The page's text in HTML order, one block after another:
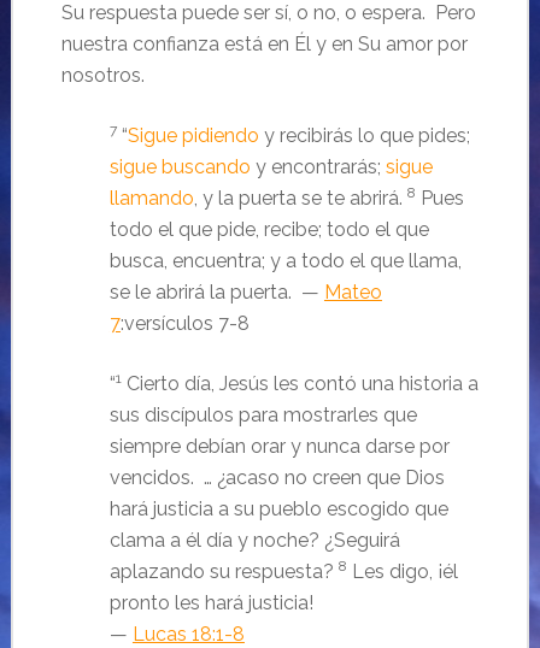
Su respuesta puede ser sí, o no, o espera. Pero
nuestra confianza está en Él y en Su amor por
nosotros.
7“Sigue pidiendo y recibirás lo que pides;
sigue buscando y encontrarás; sigue
llamando, y la puerta se te abrirá. 8 Pues
todo el que pide, recibe; todo el que
busca, encuentra; y a todo el que llama,
se le abrirá la puerta. — Mateo
7:versículos 7-8
“1Cierto día, Jesús les contó una historia a
sus discípulos para mostrarles que
siempre debían orar y nunca darse por
vencidos. … ¿acaso no creen que Dios
hará justicia a su pueblo escogido que
clama a él día y noche? ¿Seguirá
aplazando su respuesta? 8 Les digo, ¡él
pronto les hará justicia!
— Lucas 18:1-8